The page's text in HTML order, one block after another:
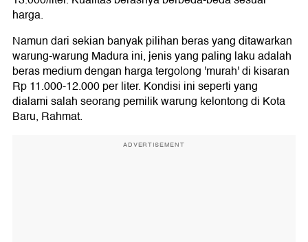
harga.
Namun dari sekian banyak pilihan beras yang ditawarkan
warung-warung Madura ini, jenis yang paling laku adalah
beras medium dengan harga tergolong 'murah' di kisaran
Rp 11.000-12.000 per liter. Kondisi ini seperti yang
dialami salah seorang pemilik warung kelontong di Kota
Baru, Rahmat.
ADVERTISEMENT